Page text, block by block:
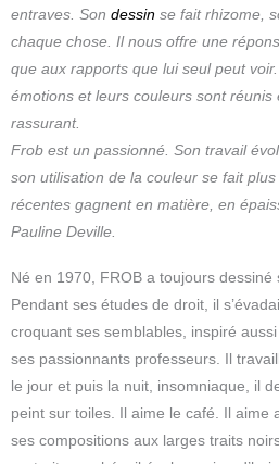
entraves. Son dessin se fait rhizome,
chaque chose. Il nous offre une
que aux rapports que lui seul peut
émotions et leurs couleurs sont réunis
rassurant.
Frob est un passionné. Son travail
son utilisation de la couleur se fait
récentes gagnent en matière, en
Pauline Deville.
Né en 1970, FROB a toujours dessiné
Pendant ses études de droit, il
croquant ses semblables, inspiré
ses passionnants professeurs. Il
le jour et puis la nuit, insomniaque, il
peint sur toiles. Il aime le café. Il aime
ses compositions aux larges traits